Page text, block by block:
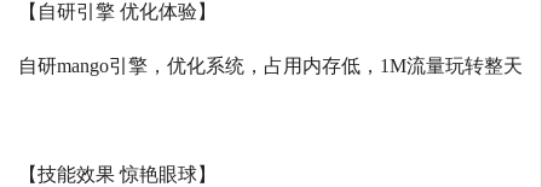
【自研引擎 优化体验】
自研mango引擎，优化系统，占用内存低， 1M流量玩转整天
【技能效果 惊艳眼球】